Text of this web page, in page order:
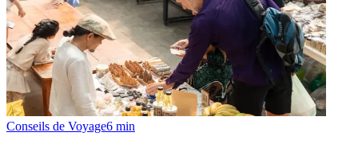
Conseils de Voyage6 min